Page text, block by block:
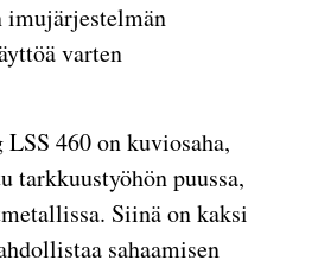
460 on kuviosaha,
tarkkuustyöhön puussa,
Siinä on kaksi
sahaamisen
imujärjestelmän
varten